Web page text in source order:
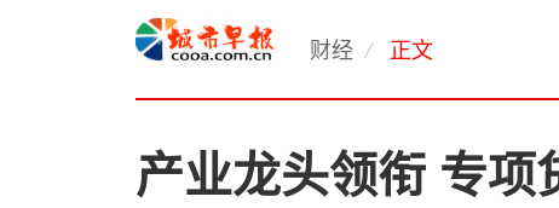
财经 / 正文
产业龙头领衔 专